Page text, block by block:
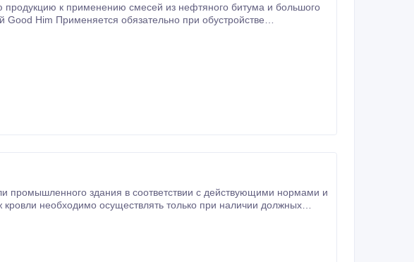
к применению смесей из нефтяного битума и большого
Him Применяется обязательно при обустройстве
подвальных помещений, не предъявляет особых требований к
промышленного здания в соответствии с действующими нормами и
необходимо осуществлять только при наличии должных